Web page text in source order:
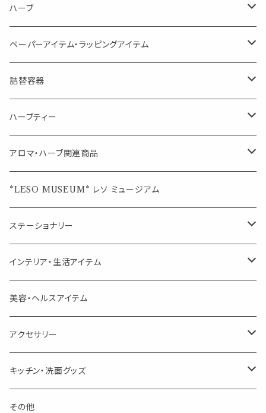
体感-4℃ !? 薄荷をブレンドしたアロマスプレー
AroMachi アロマチ 町の香り
Mask&Pillow Aroma
シングル
ブレンド
キャリアオイル
エッセンシャルオイル
ディフューザー
ハーブ
サシェ・香り袋
ハーブティー
シングル
箱入りアソート
キャンディー
ペーパーアイテム・ラッピングアイテム
シーリングワックス シール
ペーパークリップ
ウェルカムボード・装飾
席札クリップ
プチギフト
詰替容器
ロールオンボトル
スプレーボトル
スポイトボトル
精油用ボトル
ポンプ式ボトル
リップ容器
スクリュー容器
チューブ
スライドケース
ハーブティー
ブレンド
ジュエル オブ ビューティー
美人さんのハーブティー
シングル
アロマ・ハーブ関連商品
エッセンシャルオイル
シングル
ブレンド
クラフト器材・道具
キャリアオイル・ワックス
道具
お香・サシェ・キャンドル
線香
サシェ・香り袋
ディフューザー
アロマオイルウォーマー
アロマストーン
*LESO MUSEUM* レソ ミュージアム
ステーショナリー
デザインクリップ
記号（ハート,星,etc）
音楽・楽器
ページオープナー・ワイドクリップ
ポストカード・メッセージカード
フック・マグネット・画鋲
ステッカー・マスキングテープ・付箋
インテリア・生活アイテム
オブジェ
キャンドル・お香
ウォールアイテム
フック・マグネット・画鋲
収納・小物トレー
美容・ヘルスアイテム
アクセサリー
ブローチ・ピンバッチ
ピアス
キッチン・洗面グッズ
カトラリー
その他